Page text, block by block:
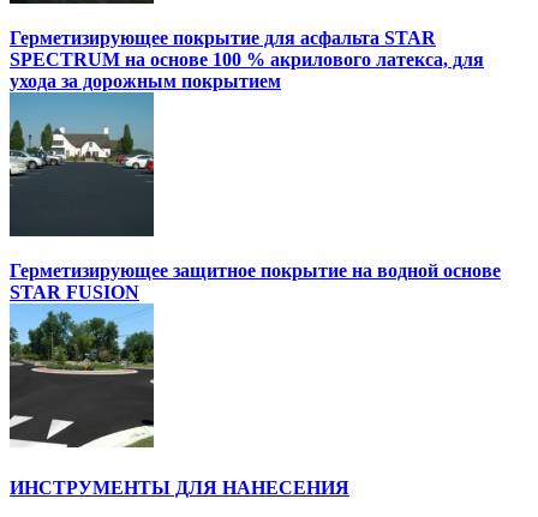
Герметизирующее покрытие для асфальта STAR
SPECTRUM на основе 100 % акрилового латекса, для
ухода за дорожным покрытием
Герметизирующее защитное покрытие на водной основе
STAR FUSION
ИНСТРУМЕНТЫ ДЛЯ НАНЕСЕНИЯ